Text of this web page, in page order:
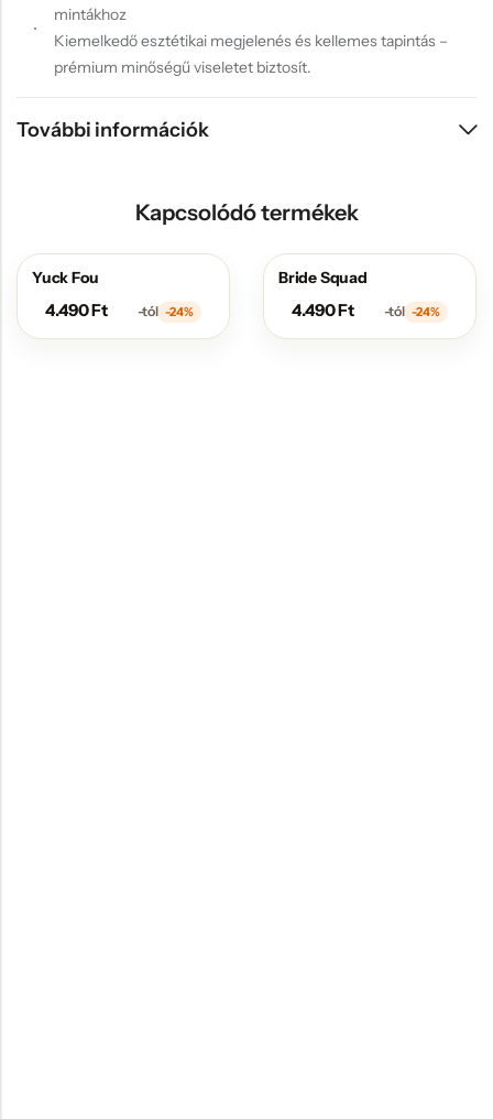
mintákhoz
Kiemelkedő esztétikai megjelenés és kellemes tapintás –
prémium minőségű viseletet biztosít.
További információk
Kapcsolódó termékek
AKCIÓS
Yuck Fou
4.490Ft -tól -24%
AKCIÓS
Bride Squad
4.490Ft -tól -24%